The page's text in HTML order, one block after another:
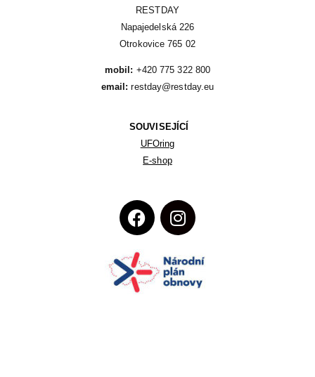
RESTDAY
Napajedelská 226
Otrokovice 765 02
mobil:
email: restday@restday.eu
SOUVISEJÍCÍ
UFOring
E-shop